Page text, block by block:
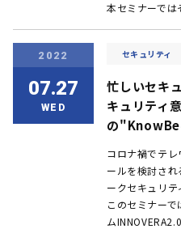
本セミナーでは
2022
07.27
WED
セキュリティ
忙しいセキ
キュリティ
の
コロナ禍でテ
ールを検討さ
ークセキュリテ
このセミナー
ム